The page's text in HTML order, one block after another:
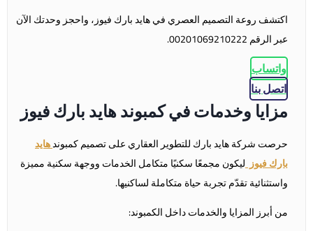
اكتشف روعة التصميم العصري في هايد بارك فيوز، واحجز وحدتك الآن
عبر الرقم 00201069210222.
واتساب
اتصل بنا
مزايا وخدمات في كمبوند هايد بارك فيوز
حرصت شركة هايد بارك للتطوير العقاري على تصميم كمبوندهايد
بارك فيوزليكون مجمعًا سكنيًا متكامل الخدمات ووجهة سكنية مميزة
واستثنائية تقدّم تجربة حياة متكاملة لساكنيها.
من أبرز المزايا والخدمات داخل الكمبوند: